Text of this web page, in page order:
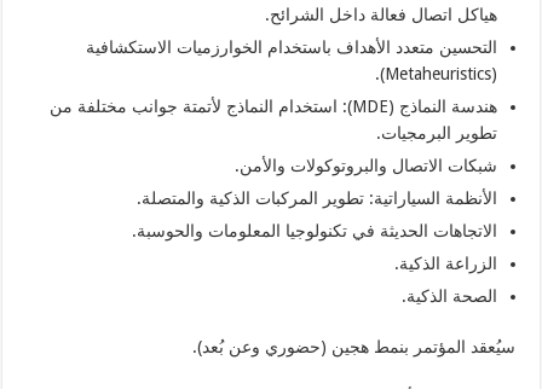
هياكل اتصال فعالة داخل الشرائح.
التحسين متعدد الأهداف باستخدام الخوارزميات الاستكشافية
(Metaheuristics).
هندسة النماذج (MDE): استخدام النماذج لأتمتة جوانب مختلفة من
تطوير البرمجيات.
شبكات الاتصال والبروتوكولات والأمن.
الأنظمة السياراتية: تطوير المركبات الذكية والمتصلة.
الاتجاهات الحديثة في تكنولوجيا المعلومات والحوسبة.
الزراعة الذكية.
الصحة الذكية.
سيُعقد المؤتمر بنمط هجين (حضوري وعن بُعد).